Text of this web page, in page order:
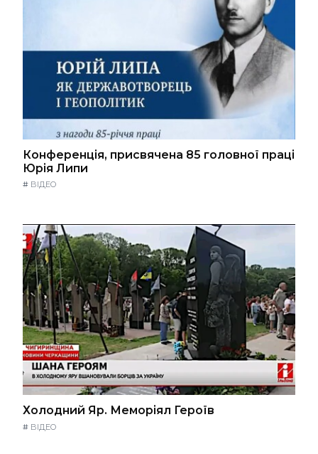
Конференція, присвячена 85 головної праці
Юрія Липи
# ВІДЕО
Холодний Яр. Меморіял Героїв
# ВІДЕО